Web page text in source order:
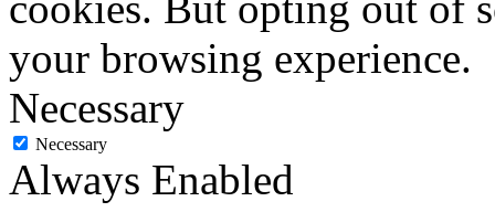
your browsing experience.
Necessary
Necessary
Always Enabled